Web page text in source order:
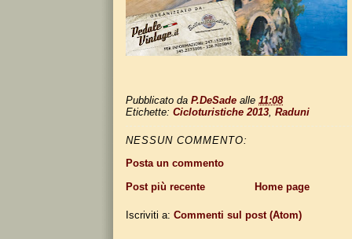
Pubblicato da P.DeSade alle 11:08
Etichette: Cicloturistiche 2013 Raduni
NESSUN COMMENTO:
Posta un commento
Post più recente
Home page
Iscriviti a: Commenti sul post (Atom)